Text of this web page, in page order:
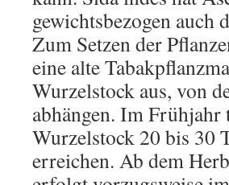
gewichtsbezogen auch
Zum Setzen der
eine alte
Wurzelstock aus, von
abhängen. Im Frühjahr
Wurzelstock 20 bis 30
erreichen. Ab dem